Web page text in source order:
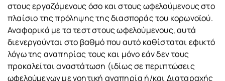
στους εργαζόμενους όσο και στους ωφελούμενους στο
πλαίσιο της πρόληψης της διασποράς του κορωνοϊού.
Αναφορικά με τα τεστ στους ωφελούμενους, αυτά
διενεργούνται στο βαθμό που αυτό καθίσταται εφικτό
λόγω της αναπηρίας τους και μόνο εάν δεν τους
προκαλείται αναστάτωση (ιδίως σε περιπτώσεις
ωφελούμενων με νοητική αναπηρία ή/και Διαταραχής